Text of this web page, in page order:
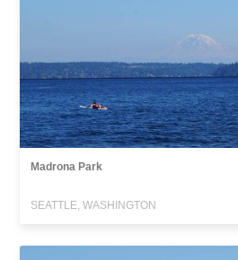
Madrona Park
SEATTLE, WASHINGTON